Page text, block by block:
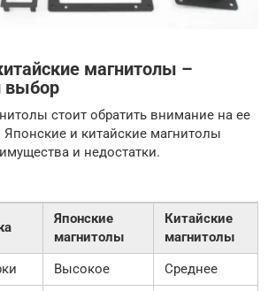
магнитолы –
выбор
стоит обратить внимание на ее
и китайские магнитолы
и недостатки.
Японские
магнитолы
Китайские
магнитолы
Высокое
Среднее